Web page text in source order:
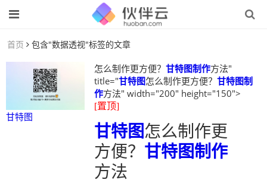
首页 包含"数据透视"标签的文章
甘特图
怎么制作更方便？ 甘特图制作方法"
title="甘特图怎么制作更方便？ 甘特图制
作方法" width="200" height="150">
[置顶]
甘特图怎么制作更
方便？ 甘特图制作
方法